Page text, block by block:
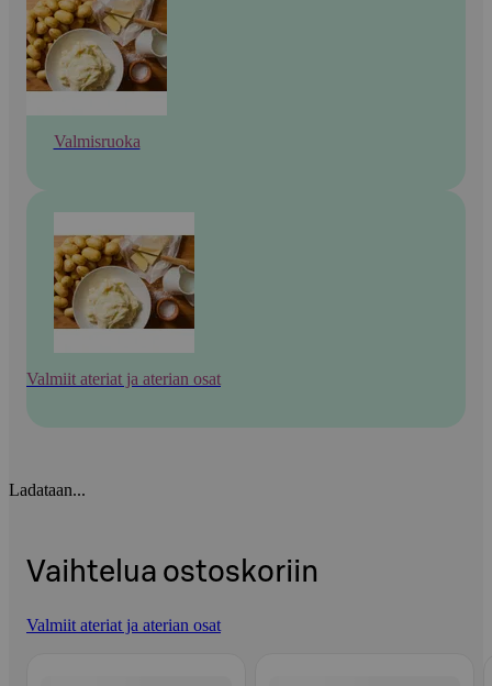
Valmisruoka
Valmiit ateriat ja aterian osat
Ladataan...
Vaihtelua ostoskoriin
Valmiit ateriat ja aterian osat